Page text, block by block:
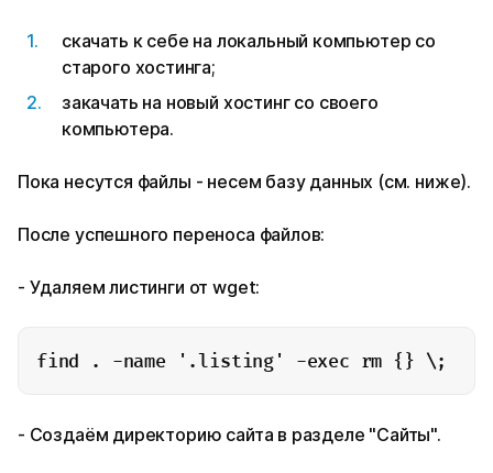
скачать к себе на локальный компьютер со
старого хостинга;
закачать на новый хостинг со своего
компьютера.
Пока несутся файлы - несем базу данных (cм. ниже).
После успешного переноса файлов:
- Удаляем листинги от wget:
find . -name '.listing' -exec rm {} \;
- Создаём директорию сайта в разделе "Сайты".